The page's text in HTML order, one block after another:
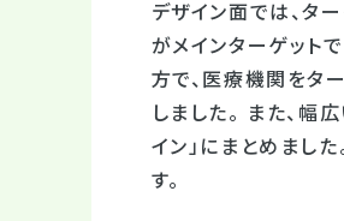
デザイン面では、タ
がメインターゲット
方で、医療機関をタ
しました。 また、幅
イン」にまとめまし
す。